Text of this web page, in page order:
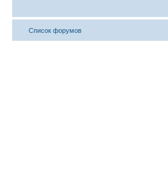
Список форумов